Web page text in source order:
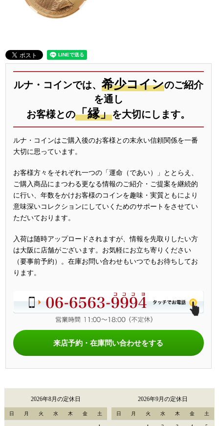
ルナ・コインでは、 希少コインのご紹介
を通し
お客様との「縁」を大切にします。
ルナ・コインはご購入後のお客様との末永い信頼関係を一番
大切に思っています。
お客様方々をそれぞれ一つの「運命（であい）」ととらえ、
ご購入商品にまつわる更なる情報のご紹介・ご提案を継続的
に行い、年数をかけお客様のコインを趣味・実質ともにより
意味深いコレクションにしていくためのサポートをさせてい
ただいております。
入荷は随時アップロードされますが、情報を先取りしたい方
は大阪に店舗がございます。お気軽にお立ち寄りください
（要事前予約）。在庫お問い合わせもいつでもお待ちしてお
ります。
来店予約・在庫問い合わせをする
2026年8月の定休日
日 月 火 水 木 金 土
2026年9月の定休日
日 月 火 水 木 金 土